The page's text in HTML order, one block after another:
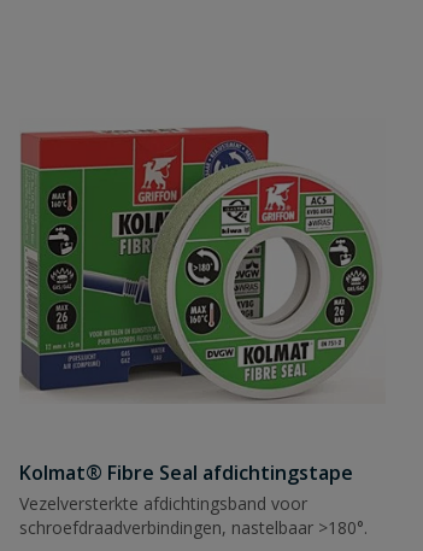
Naam
Samenvatting
Beoordeling
Beoordeling versturen
Kolmat® Fibre Seal afdichtingstape
Vezelversterkte afdichtingsband voor
schroefdraadverbindingen, nastelbaar >180°.